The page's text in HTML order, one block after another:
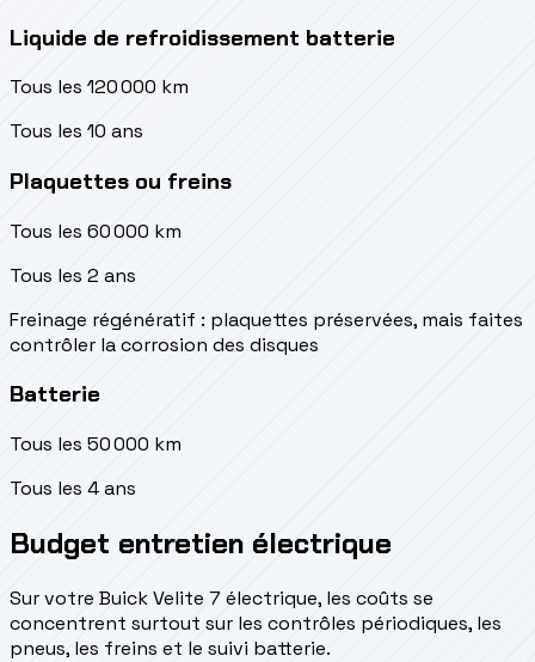
Liquide de refroidissement batterie
Tous les 120 000 km
Tous les 10 ans
Plaquettes ou freins
Tous les 60 000 km
Tous les 2 ans
Freinage régénératif : plaquettes préservées, mais faites
contrôler la corrosion des disques
Batterie
Tous les 50 000 km
Tous les 4 ans
Budget entretien électrique
Sur votre Buick Velite 7 électrique, les coûts se
concentrent surtout sur les contrôles périodiques, les
pneus, les freins et le suivi batterie.